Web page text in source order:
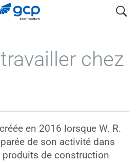
search
chez
en 2016 lorsque W. R.
de son activité dans
de construction